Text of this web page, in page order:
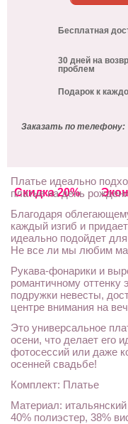
Скидка 20%
Бесплатная
30 дней на
проблем
Подарок к
Заказать по телефону:
Платье идеально
платье на день
Благодаря
каждый изгиб и
идеально подойдет
Не все ли мы любим
Рукава-фонарики и
романтичному оттенку
подружки невесты,
центре внимания на
Это универсальное
осени, что делает его
фотосессий или даже
осенней свадьбе!
Комплект: Платье
Материал:
40% полиэстер, 38%